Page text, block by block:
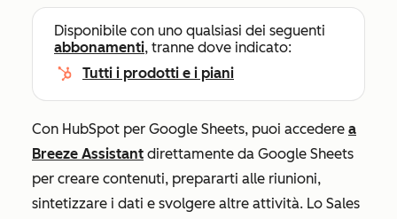
Disponibile con uno qualsiasi dei seguenti
abbonamenti, tranne dove indicato:
Tutti i prodotti e i piani
Con HubSpot per Google Sheets, puoi accedere a
Breeze Assistant direttamente da Google Sheets
per creare contenuti, prepararti alle riunioni,
sintetizzare i dati e svolgere altre attività. Lo Sales